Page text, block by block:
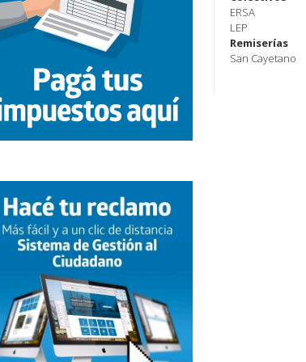
ERSA
LEP
Remiserías
San Cayetano